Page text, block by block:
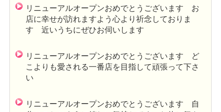
リニューアルオープンおめでとうございます お
店に幸せが訪れますよう心より祈念しておりま
す 近いうちにぜひお伺いします
リニューアルオープンおめでとうございます ど
こよりも愛される一番店を目指して頑張って下さ
い
リニューアルオープンおめでとうございます 自